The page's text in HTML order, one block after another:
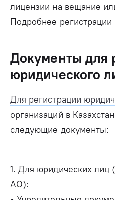
лицензии на вещание
Подробнее регистрации
Документы для
юридического
Для регистрации
организаций в
следующие документы:
1. Для юридических
АО):